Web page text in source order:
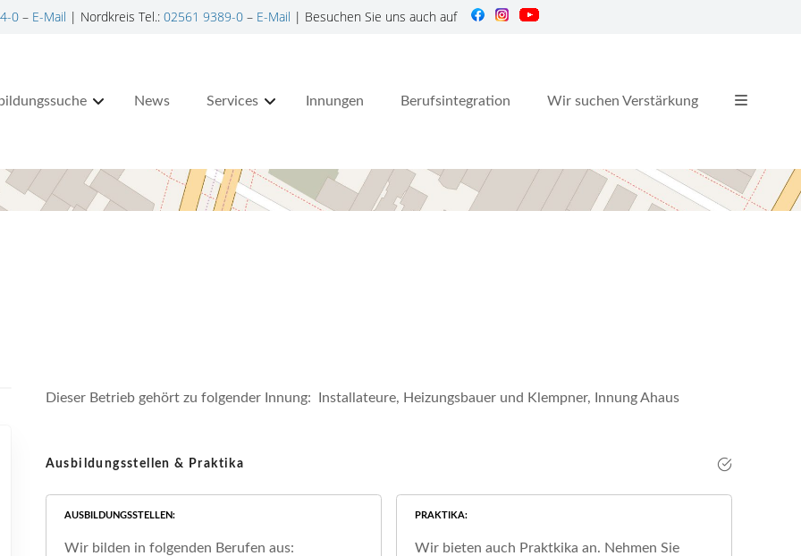
0– E-Mail | Nordkreis Tel.: 02561 9389-0– E-Mail | Besuchen Sie uns auch auf
News Services Innungen Berufsintegration Wir suchen Verstärkung
Dieser Betrieb gehört zu folgender Innung: Installateure, Heizungsbauer und Klempner, Innung Ahaus
Ausbildungsstellen & Praktika
AUSBILDUNGSSTELLEN
Wir bilden in folgenden Berufen aus:
PRAKTIKA
Wir bieten auch Praktkika an. Nehmen Sie